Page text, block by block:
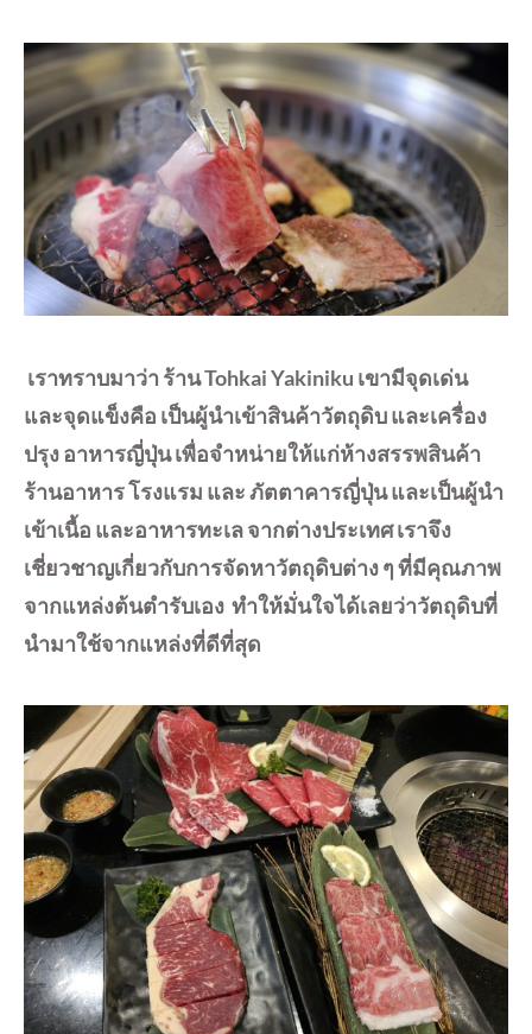
เราทราบมาว่า ร้าน Tohkai Yakiniku เขามีจุดเด่น
และจุดแข็งคือ เป็นผู้นำเข้าสินค้าวัตถุดิบ และเครื่อง
ปรุง อาหารญี่ปุ่น เพื่อจำหน่ายให้แก่ห้างสรรพสินค้า
ร้านอาหาร โรงแรม และ ภัตตาคารญี่ปุ่น และเป็นผู้นำ
เข้าเนื้อ และอาหารทะเล จากต่างประเทศ เราจึง
เชี่ยวชาญเกี่ยวกับการจัดหาวัตถุดิบต่าง ๆ ที่มีคุณภาพ
จากแหล่งต้นตำรับเอง ทำให้มั่นใจได้เลยว่าวัตถุดิบที่
นำมาใช้จากแหล่งที่ดีที่สุด